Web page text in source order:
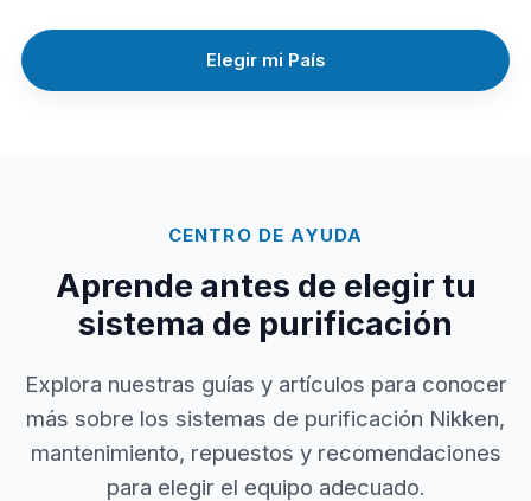
Elegir mi País
CENTRO DE AYUDA
Aprende antes de elegir tu
sistema de purificación
Explora nuestras guías y artículos para conocer
más sobre los sistemas de purificación Nikken,
mantenimiento, repuestos y recomendaciones
para elegir el equipo adecuado.